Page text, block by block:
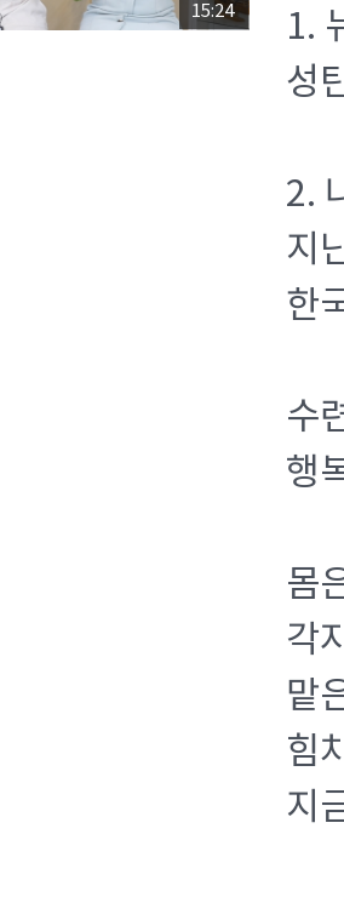
15:24
1.
성
2.
지
한
수
행
몸
각
맡
힘
지